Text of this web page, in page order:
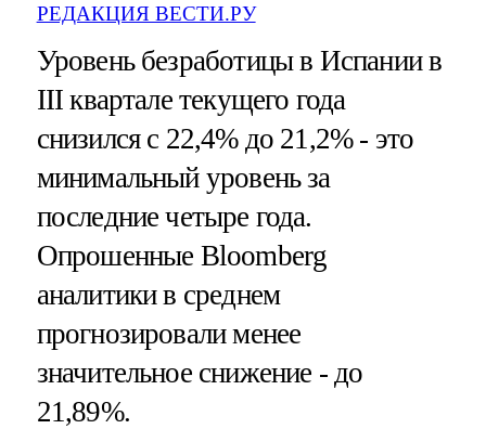
РЕДАКЦИЯ ВЕСТИ.РУ
Уровень безработицы в Испании в
III квартале текущего года
снизился c 22,4% до 21,2% - это
минимальный уровень за
последние четыре года.
Опрошенные Bloomberg
аналитики в среднем
прогнозировали менее
значительное снижение - до
21,89%.